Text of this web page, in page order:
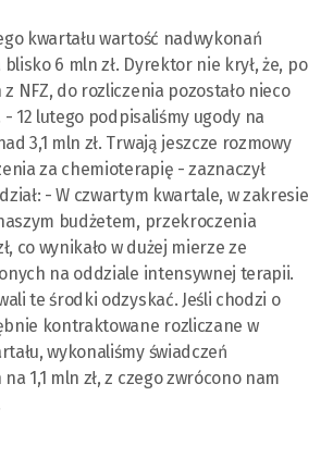
kwartału wartość nadwykonań
6 mln zł. Dyrektor nie krył, że, po
NFZ, do rozliczenia pozostało nieco
- 12 lutego podpisaliśmy ugody na
3,1 mln zł. Trwają jeszcze rozmowy
za chemioterapię - zaznaczył
- W czwartym kwartale, w zakresie
budżetem, przekroczenia
co wynikało w dużej mierze ze
na oddziale intensywnej terapii.
te środki odzyskać. Jeśli chodzi o
kontraktowane rozliczane w
wykonaliśmy świadczeń
1,1 mln zł, z czego zwrócono nam